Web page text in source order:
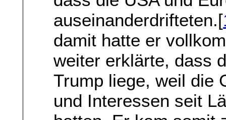
auseinanderdrifteten.[
damit hatte er
weiter erklärte, dass
Trump liege, weil die
und Interessen seit